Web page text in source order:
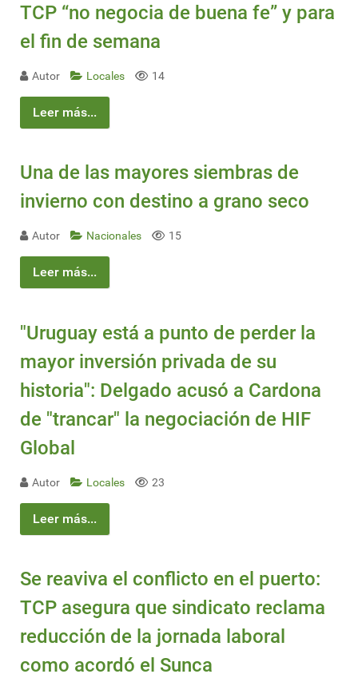
TCP “no negocia de buena fe” y para
el fin de semana
Autor Locales 14
Leer más...
Una de las mayores siembras de
invierno con destino a grano seco
Autor Nacionales 15
Leer más...
"Uruguay está a punto de perder la
mayor inversión privada de su
historia": Delgado acusó a Cardona
de "trancar" la negociación de HIF
Global
Autor Locales 23
Leer más...
Se reaviva el conflicto en el puerto:
TCP asegura que sindicato reclama
reducción de la jornada laboral
como acordó el Sunca